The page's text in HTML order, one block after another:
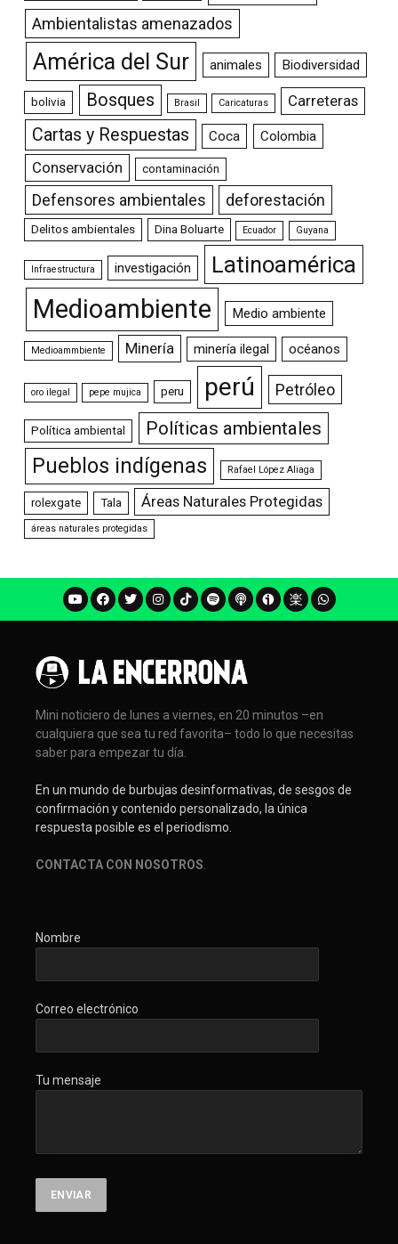
Ambientalistas amenazados
América del Sur animales Biodiversidad
bolivia Bosques Brasil Caricaturas Carreteras
Cartas y Respuestas Coca Colombia
Conservación contaminación
Defensores ambientales deforestación
Delitos ambientales Dina Boluarte Ecuador Guyana
Infraestructura investigación Latinoamérica
Medioambiente Medio ambiente
Medioammbiente Minería minería ilegal océanos
oro ilegal pepe mujica peru perú Petróleo
Política ambiental Políticas ambientales
Pueblos indígenas Rafael López Aliaga
rolexgate Tala Áreas Naturales Protegidas
áreas naturales protegidas
Mini noticiero de lunes a viernes, en 20 minutos –en
cualquiera que sea tu red favorita– todo lo que necesitas
saber para empezar tu día.
En un mundo de burbujas desinformativas, de sesgos de
confirmación y contenido personalizado, la única
respuesta posible es el periodismo.
CONTACTA CON NOSOTROS
Nombre
Correo electrónico
Tu mensaje